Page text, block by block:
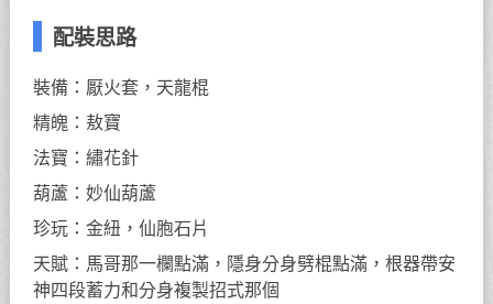
配裝思路
裝備：厭火套，天龍棍
精魄：敖寶
法寶：繡花針
葫蘆：妙仙葫蘆
珍玩：金紐，仙胞石片
天賦：馬哥那一欄點滿，隱身分身劈棍點滿，根器帶安
神四段蓄力和分身複製招式那個